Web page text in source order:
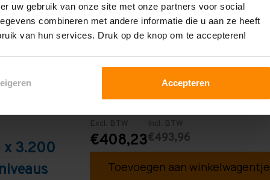
uw gebruik van onze site met onze partners voor social
combineren met andere informatie die u aan ze heeft
van hun services. Druk op de knop om te accepteren!
Accepteren
x 3.200
Excl. BTW
€408,23
Incl. BTW
€493,96
Toevoegen aan winkelwagentje